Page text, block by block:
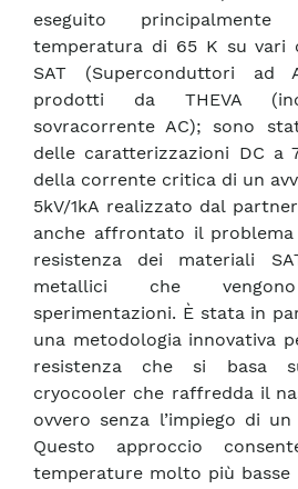
eseguito
temperatura di 65 K su vari
SAT (Superconduttori ad
prodotti da THEVA
sovracorrente AC); sono
delle caratterizzazioni DC a
della corrente critica di un
5kV/1kA realizzato dal
anche affrontato il
resistenza dei materiali
metallici che
sperimentazioni. È stata in
una metodologia innovativa
resistenza che si basa
cryocooler che raffredda il
ovvero senza l’impiego di
Questo approccio
temperature molto più